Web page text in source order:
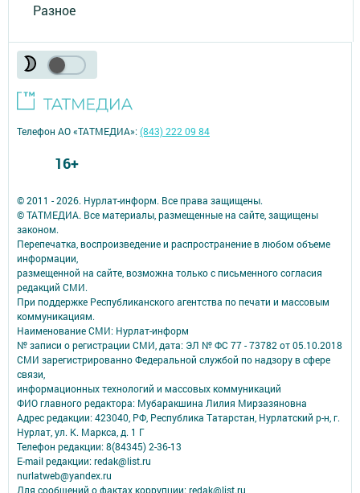
Разное
© 2011 - 2026. Нурлат-⁠информ. Все права защищены.
© ТАТМЕДИА. Все материалы, размещенные на сайте, защищены
законом.
Перепечатка, воспроизведение и распространение в любом объеме
информации,
размещенной на сайте, возможна только с письменного согласия
редакций СМИ.
При поддержке Республиканского агентства по печати и массовым
коммуникациям.
Наименование СМИ: Нурлат-⁠информ
№ записи о регистрации СМИ, дата: ЭЛ № ФС 77 -⁠ 73782 от 05.10.2018
СМИ зарегистрированно Федеральной службой по надзору в сфере
связи,
информационных технологий и массовых коммуникаций
ФИО главного редактора: Мубаракшина Лилия Мирзазяновна
Адрес редакции: 423040, РФ, Республика Татарстан, Нурлатский р-н, г.
Нурлат, ул. К. Маркса, д. 1 Г
Телефон редакции: 8(84345) 2-36-13
E-mail редакции: redak@list.ru
nurlatweb@yandex.ru
Для сообщений о фактах коррупции: redak@list.ru ,
Телефон АО «ТАТМЕДИА»:(843) 222 09 84
16+